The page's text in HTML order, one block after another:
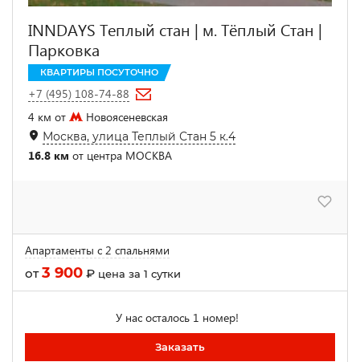
INNDAYS Теплый стан | м. Тёплый Стан |
Парковка
КВАРТИРЫ ПОСУТОЧНО
+7 (495) 108-74-88
4 км от
Новоясеневская
Москва, улица Теплый Стан 5 к.4
16.8 км от центра МОСКВА
Апартаменты с 2 спальнями
от3 900 ₽ цена за 1 сутки
У нас осталось 1 номер!
Заказать